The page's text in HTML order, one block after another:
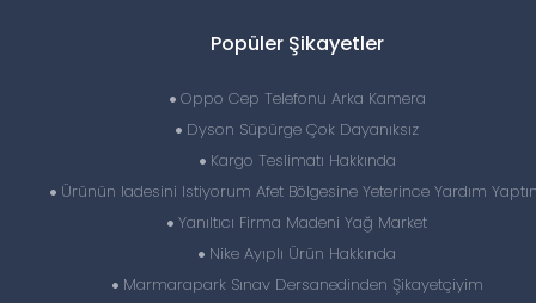
Popüler Şikayetler
Oppo Cep Telefonu Arka Kamera
Dyson Süpürge Çok Dayanıksız
Kargo Teslimatı Hakkında
Ürünün Iadesini Istiyorum Afet Bölgesine Yeterince Yardım
Yanıltıcı Firma Madeni Yağ Market
Nike Ayıplı Ürün Hakkında
Marmarapark Sınav Dersanedinden Şikayetçiyim